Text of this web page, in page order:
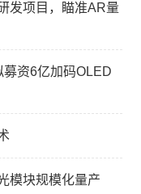
发项目，瞄准AR量
资6亿加码OLED
模块规模化量产